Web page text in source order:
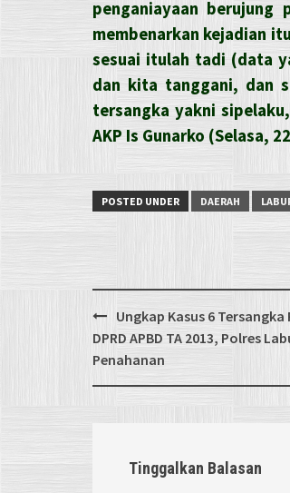
penganiayaan berujung
membenarkan kejadian
sesuai itulah tadi (data
dan kita tanggani, dan
tersangka yakni
AKP Is Gunarko (Selasa,
POSTED UNDER DAERAH
Post
navigation
Ungkap Kasus 6
DPRD APBD TA 2013, Polres
Penahanan
Tinggalkan Balasan